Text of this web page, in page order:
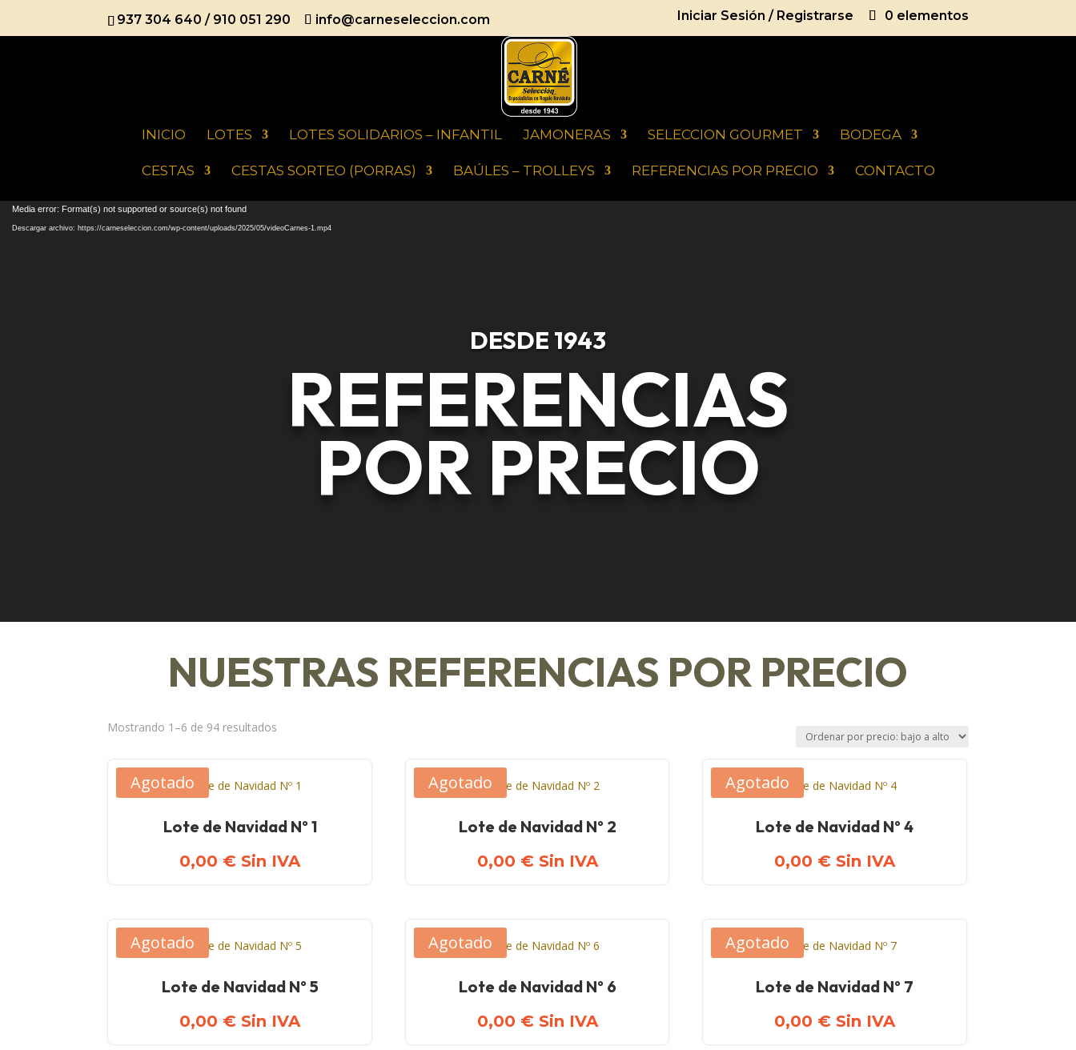
937 304 640 / 910 051 290 info@carneseleccion.com Iniciar Sesión / Registrarse 0 elementos
INICIO LOTES LOTES SOLIDARIOS – INFANTIL JAMONERAS SELECCION GOURMET BODEGA
CESTAS CESTAS SORTEO (PORRAS) BAÚLES – TROLLEYS REFERENCIAS POR PRECIO CONTACTO
Reproductor
Media error: Format(s) not supported or source(s) not found
Descargar archivo: https://carneseleccion.com/wp-content/uploads/2025/05/videoCarnes-1.mp4
DESDE 1943
REFERENCIAS
POR PRECIO
NUESTRAS REFERENCIAS POR PRECIO
Mostrando 1–6 de 94 resultados
bajo
alto
Agotado
Lote de Navidad Nº 1
0,00 € Sin IVA
Agotado
Lote de Navidad Nº 2
0,00 € Sin IVA
Agotado
Lote de Navidad Nº 4
0,00 € Sin IVA
Agotado
Lote de Navidad Nº 5
0,00 € Sin IVA
Agotado
Lote de Navidad Nº 6
0,00 € Sin IVA
Agotado
Lote de Navidad Nº 7
0,00 € Sin IVA